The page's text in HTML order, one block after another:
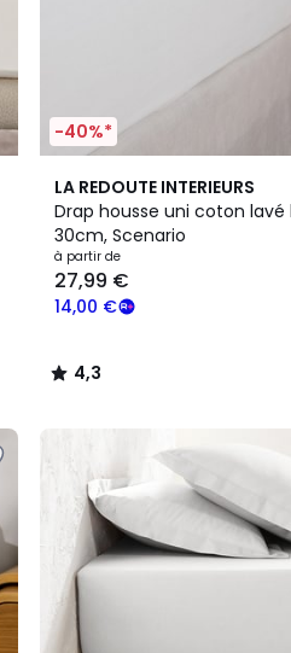
-40%*
LA REDOUTE INTERIEURS
Drap housse uni coton
30cm, Scenario
à partir de
14,00 €
27,99 €
4,3
/ 5
19
Couleurs
4,3
/